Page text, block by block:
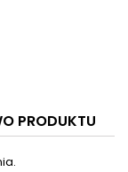
PRODUKTU